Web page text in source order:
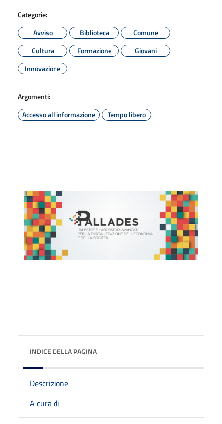
Categorie:
Avviso
Biblioteca
Comune
Cultura
Formazione
Giovani
Innovazione
Argomenti:
Accesso all'informazione
Tempo libero
INDICE DELLA PAGINA
Descrizione
A cura di